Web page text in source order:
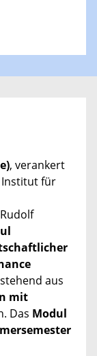
, verankert
Institut für
aus
mit
Das Modul